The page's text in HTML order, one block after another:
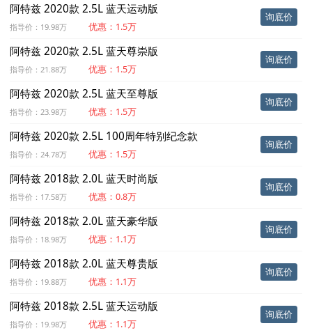
阿特兹 2020款 2.5L 蓝天运动版
指导价：19.98万 优惠：1.5万
询底价
阿特兹 2020款 2.5L 蓝天尊崇版
指导价：21.88万 优惠：1.5万
询底价
阿特兹 2020款 2.5L 蓝天至尊版
指导价：23.98万 优惠：1.5万
询底价
阿特兹 2020款 2.5L 100周年特别纪念款
指导价：24.78万 优惠：1.5万
询底价
阿特兹 2018款 2.0L 蓝天时尚版
指导价：17.58万 优惠：0.8万
询底价
阿特兹 2018款 2.0L 蓝天豪华版
指导价：18.98万 优惠：1.1万
询底价
阿特兹 2018款 2.0L 蓝天尊贵版
指导价：19.88万 优惠：1.1万
询底价
阿特兹 2018款 2.5L 蓝天运动版
指导价：19.98万 优惠：1.1万
询底价